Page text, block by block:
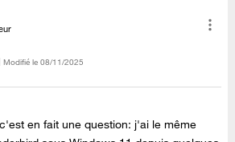
Modifié le 08/11/2025
en fait une question: j'ai le même